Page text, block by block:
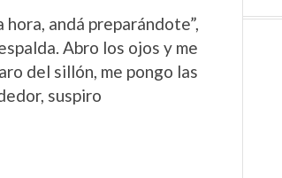
hora, andá preparándote”,
Abro los ojos y me
del sillón, me pongo las
suspiro